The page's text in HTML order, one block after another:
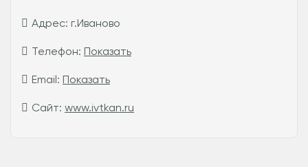
Адрес: г.Иваново
Телефон: Показать
Email: Показать
Сайт: www.ivtkan.ru